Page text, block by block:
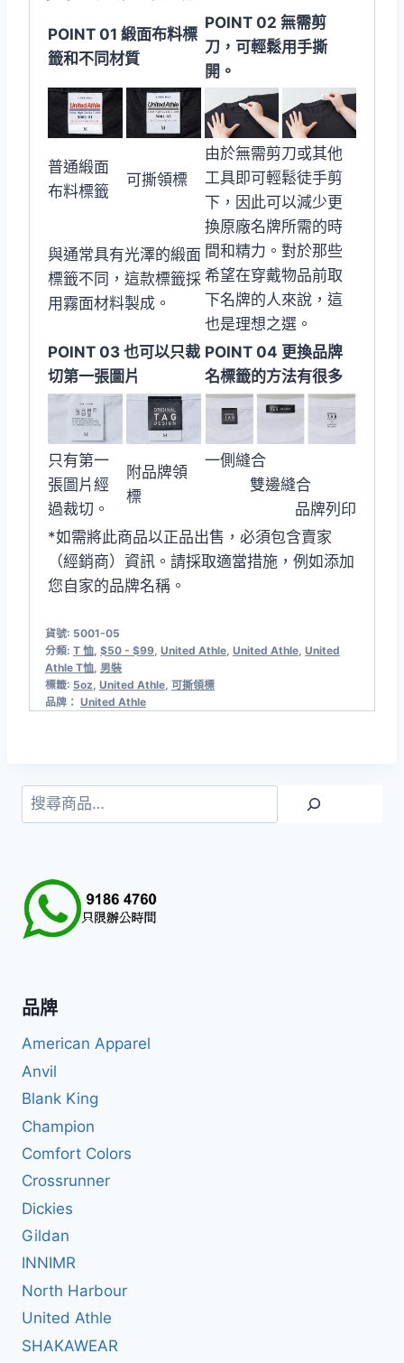
POINT 01 緞面布料標
籤和不同材質
POINT 02 無需剪
刀，可輕鬆用手撕
開。
普通緞面
布料標籤
可撕領標
由於無需剪刀或其他
工具即可輕鬆徒手剪
下，因此可以減少更
換原廠名牌所需的時
間和精力。對於那些
希望在穿戴物品前取
下名牌的人來說，這
也是理想之選。
與通常具有光澤的緞面
標籤不同，這款標籤採
用霧面材料製成。
POINT 03 也可以只裁
切第一張圖片
POINT 04 更換品牌
名標籤的方法有很多
只有第一
張圖片經
過裁切。
附品牌領
標
一側縫合
雙邊縫合
品牌列印
*如需將此商品以正品出售，必須包含賣家
（經銷商）資訊。請採取適當措施，例如添加
您自家的品牌名稱。
貨號: 5001-05
分類: T 恤 $50 - $99 United Athle United Athle United
Athle T恤 男裝
標籤: 5oz United Athle 可撕領標
品牌： United Athle
搜
尋
品牌
American Apparel
Anvil
Blank King
Champion
Comfort Colors
Crossrunner
Dickies
Gildan
INNIMR
North Harbour
United Athle
SHAKAWEAR